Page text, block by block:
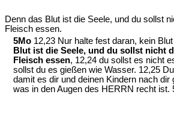
Denn das Blut ist die Seele, und du sollst
Fleisch essen.
5Mo 12,23 Nur halte fest daran, kein
Blut ist die Seele, und du sollst nicht
Fleisch essen, 12,24 du sollst es nicht
sollst du es gießen wie Wasser. 12,25
damit es dir und deinen Kindern nach dir
was in den Augen des HERRN recht ist.